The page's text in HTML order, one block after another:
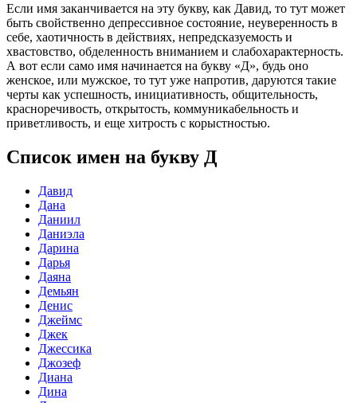
Если имя заканчивается на эту букву, как Давид, то тут может
быть свойственно депрессивное состояние, неуверенность в
себе, хаотичность в действиях, непредсказуемость и
хвастовство, обделенность вниманием и слабохарактерность.
А вот если само имя начинается на букву «Д», будь оно
женское, или мужское, то тут уже напротив, даруются такие
черты как успешность, инициативность, общительность,
красноречивость, открытость, коммуникабельность и
приветливость, и еще хитрость с корыстностью.
Список имен на букву Д
Давид
Дана
Даниил
Даниэла
Дарина
Дарья
Даяна
Демьян
Денис
Джеймс
Джек
Джессика
Джозеф
Диана
Дина